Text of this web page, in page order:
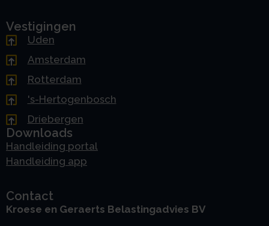
Vestigingen
Uden
Amsterdam
Rotterdam
's-Hertogenbosch
Driebergen
Downloads
Handleiding portal
Handleiding app
Contact
Kroese en Geraerts Belastingadvies BV